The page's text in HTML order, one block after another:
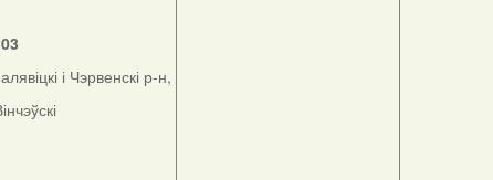
і Чэрвенскі р-н,